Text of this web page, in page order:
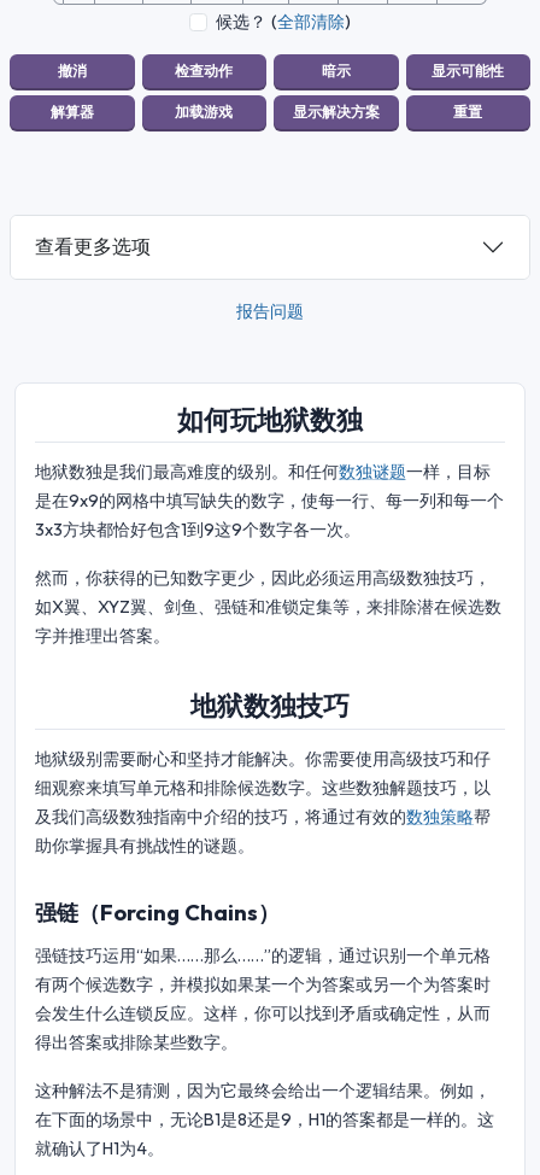
候选？ (全部清除)
查看更多选项
报告问题
如何玩地狱数独
地狱数独是我们最高难度的级别。和任何数独谜题一样，目标
是在9x9的网格中填写缺失的数字，使每一行、每一列和每一个
3x3方块都恰好包含1到9这9个数字各一次。
然而，你获得的已知数字更少，因此必须运用高级数独技巧，
如X翼、XYZ翼、剑鱼、强链和准锁定集等，来排除潜在候选数
字并推理出答案。
地狱数独技巧
地狱级别需要耐心和坚持才能解决。你需要使用高级技巧和仔
细观察来填写单元格和排除候选数字。这些数独解题技巧，以
及我们高级数独指南中介绍的技巧，将通过有效的数独策略帮
助你掌握具有挑战性的谜题。
强链（Forcing Chains）
强链技巧运用“如果……那么……”的逻辑，通过识别一个单元格
有两个候选数字，并模拟如果某一个为答案或另一个为答案时
会发生什么连锁反应。这样，你可以找到矛盾或确定性，从而
得出答案或排除某些数字。
这种解法不是猜测，因为它最终会给出一个逻辑结果。例如，
在下面的场景中，无论B1是8还是9，H1的答案都是一样的。这
就确认了H1为4。